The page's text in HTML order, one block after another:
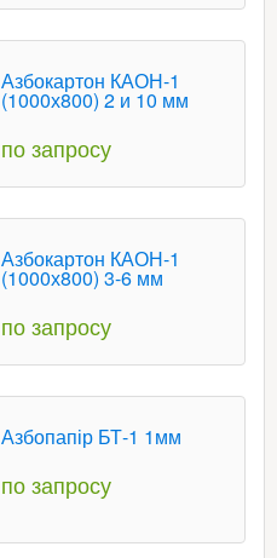
Азбокартон КАОН-1
(1000х800) 2 и 10 мм
по запросу
Азбокартон КАОН-1
(1000х800) 3-6 мм
по запросу
Азбопапір БТ-1 1мм
по запросу